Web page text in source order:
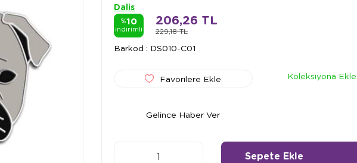
Dalis
%10
indirimli 229,18 TL
206,26 TL
Barkod : DS010-C01
Favorilere Ekle
Koleksiyona Ekle
Gelince Haber Ver